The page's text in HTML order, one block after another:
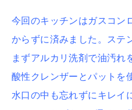
今回のキッチンはガスコン
からずに済みました。ステ
まずアルカリ洗剤で油汚れ
酸性クレンザーとパットを
水口の中も忘れずにキレイ